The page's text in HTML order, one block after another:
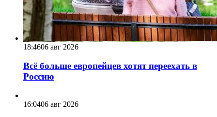
18:4606 авг 2026
Всё больше европейцев хотят переехать в
Россию
16:0406 авг 2026